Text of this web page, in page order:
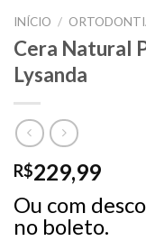
INÍCIO /
Cera Natural
Lysanda
R$229,99
Ou com
no boleto.